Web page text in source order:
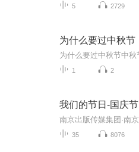
5 2729
为什么要过中秋节
1 2
我们的节日-国庆节
35 8076